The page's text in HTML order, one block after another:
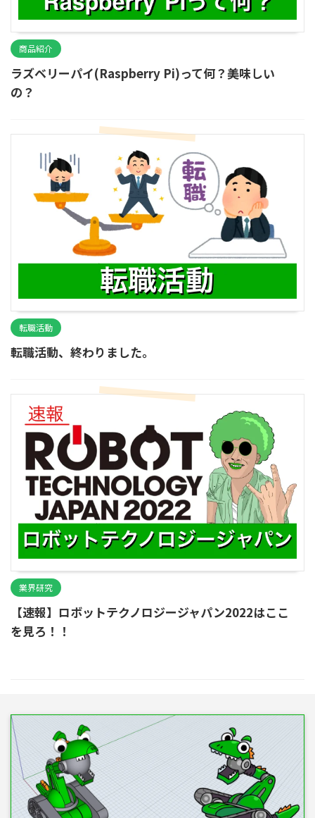
商品紹介
ラズベリーパイ(Raspberry Pi)って何？美味しい
の？
転職活動
転職活動、終わりました。
業界研究
【速報】ロボットテクノロジージャパン2022はここ
を見ろ！！